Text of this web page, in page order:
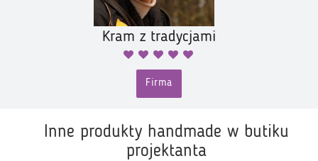
Kram z tradycjami
Firma
Inne produkty handmade w butiku
projektanta